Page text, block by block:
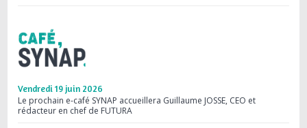
Vendredi 19 juin 2026
Le prochain e-café SYNAP accueillera Guillaume JOSSE, CEO et
rédacteur en chef de FUTURA